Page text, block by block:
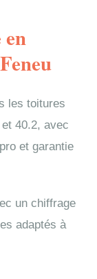
les toitures
40.2, avec
et garantie
un chiffrage
adaptés à